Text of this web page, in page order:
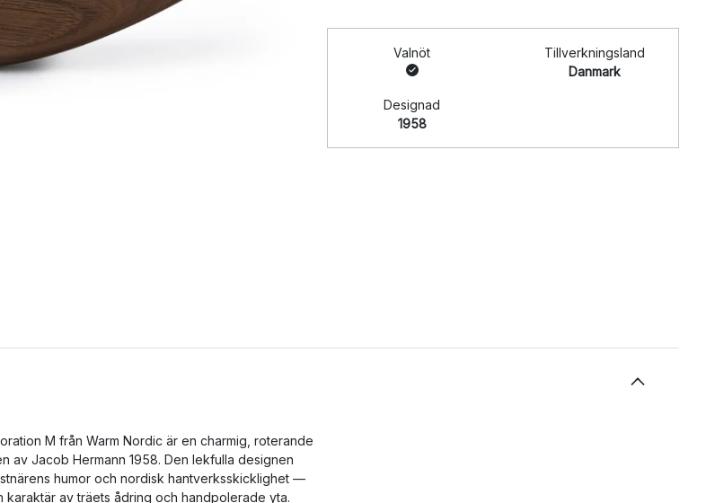
Valnöt
Tillverkningsland
Danmark
Designad
1958
M från Warm Nordic är en charmig, roterande
av Jacob Hermann 1958. Den lekfulla designen
humor och nordisk hantverksskicklighet —
karaktär av träets ådring och handpolerade yta.